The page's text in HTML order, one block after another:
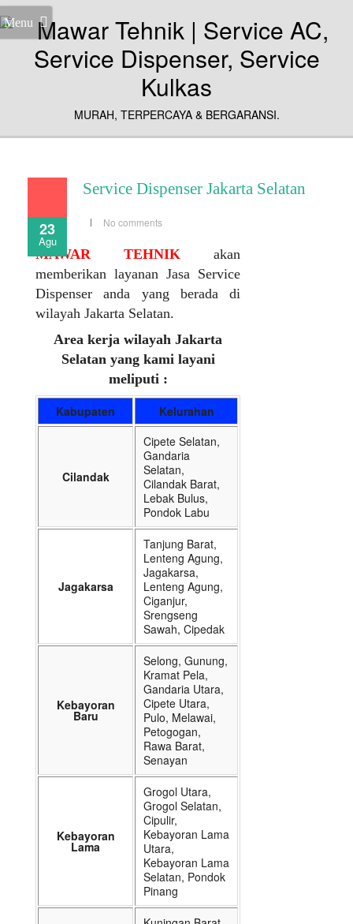
Menu
MURAH, TERPERCAYA & BERGARANSI.
23
Agu
Service Dispenser Jakarta Selatan
No comments
MAWAR TEHNIK akan
memberikan layanan Jasa Service
Dispenser anda yang berada di
wilayah Jakarta Selatan.
Area kerja wilayah Jakarta
Selatan yang kami layani
meliputi :
Kabupaten Kelurahan
Cilandak
Cipete Selatan,
Gandaria
Selatan,
Cilandak Barat,
Lebak Bulus,
Pondok Labu
Jagakarsa
Tanjung Barat,
Lenteng Agung,
Jagakarsa,
Lenteng Agung,
Ciganjur,
Srengseng
Sawah, Cipedak
Kebayoran
Baru
Selong, Gunung,
Kramat Pela,
Gandaria Utara,
Cipete Utara,
Pulo, Melawai,
Petogogan,
Rawa Barat,
Senayan
Kebayoran
Lama
Grogol Utara,
Grogol Selatan,
Cipulir,
Kebayoran Lama
Utara,
Kebayoran Lama
Selatan, Pondok
Pinang